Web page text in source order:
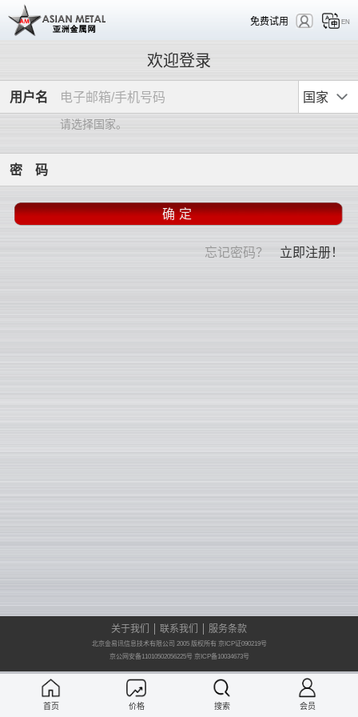
免费试用 EN
欢迎登录
用户名 国家
请选择国家。
密 码
忘记密码？ 立即注册！
首页 价格 搜索 会员
关于我们 联系我们 服务条款
北京金易讯信息技术有限公司 2005 版权所有 京ICP证090219号
京公网安备11010502056225号京ICP备10034673号